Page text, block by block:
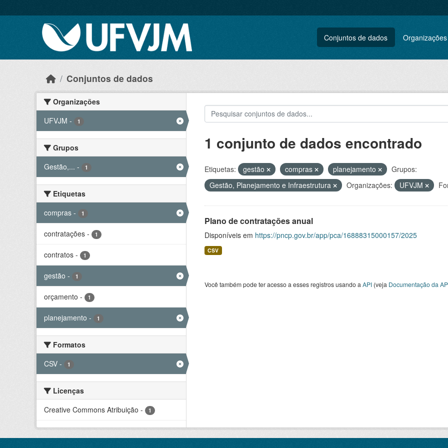
Conjuntos de dados Organizações
Conjuntos de dados
Organizações
UFVJM - 1
Grupos
Gestão,... - 1
Etiquetas
compras - 1
contratações - 1
contratos - 1
gestão - 1
orçamento - 1
planejamento - 1
Formatos
CSV - 1
Licenças
Creative Commons Atribuição - 1
1 conjunto de dados encontrado
Etiquetas: gestão compras planejamento
Grupos:
Gestão, Planejamento e Infraestrutura
Organizações: UFVJM
Plano de contratações anual
Disponíveis em https://pncp.gov.br/app/pca/16888315000157/2025
CSV
Você também pode ter acesso a esses registros usando a API(veja Documentação da